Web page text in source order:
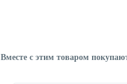
Вместе с этим товаром